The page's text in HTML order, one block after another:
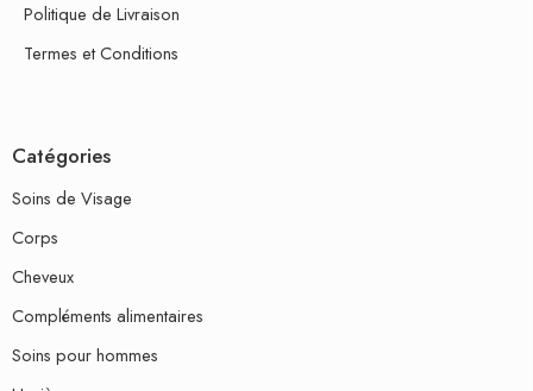
Politique de Livraison
Termes et Conditions
Catégories
Soins de Visage
Corps
Cheveux
Compléments alimentaires
Soins pour hommes